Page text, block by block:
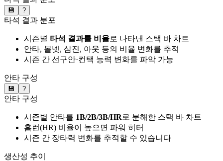
💾 ?
타석 결과 분포
시즌별 타석 결과를 비율로 나타낸 스택 바 차트
안타, 볼넷, 삼진, 아웃 등의 비율 변화를 추적
시즌 간 선구안·컨택 능력 변화를 파악 가능
안타 구성
💾 ?
안타 구성
시즌별 안타를 1B/2B/3B/HR로 분해한 스택 바 차트
홈런(HR) 비율이 높으면 파워 히터
시즌 간 장타력 변화를 추적할 수 있습니다
생산성 추이